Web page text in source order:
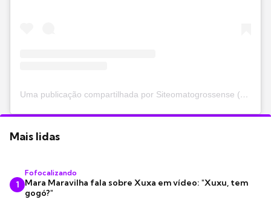
Uma publicação compartilhada por Siteomatogrossense (@siteomatogrossense)
Mais lidas
1
Fofocalizando
Mara Maravilha fala sobre Xuxa em vídeo: "Xuxu, tem
gogó?"